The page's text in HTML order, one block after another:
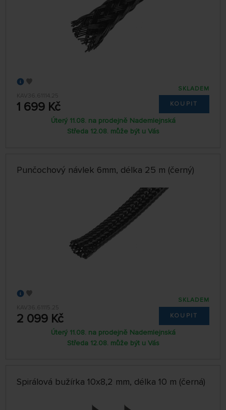
KAV36.61114.25
1 699 Kč
SKLADEM
KOUPIT
Úterý 11.08. na prodejně Nademlejnská
Středa 12.08. může být u Vás
Punčochový návlek 6mm, délka 25 m (černý)
KAV36.61115.25
2 099 Kč
SKLADEM
KOUPIT
Úterý 11.08. na prodejně Nademlejnská
Středa 12.08. může být u Vás
Spirálová bužírka 10x8,2 mm, délka 10 m (černá)